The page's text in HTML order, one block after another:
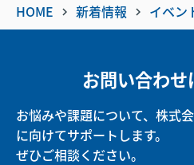
HOME keyboard_arrow_right 新着情報 keyboard_arrow_right イベン
お問い合わ
お悩みや課題について、株式
に向けてサポートします。
ぜひご相談ください。